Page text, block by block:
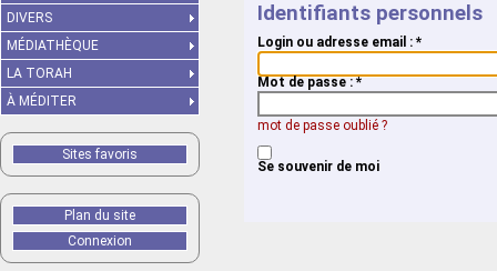
Identifiants personnels
Login ou adresse email : *
Mot de passe :*
mot de passe oublié ?
Se souvenir de moi
DIVERS
MÉDIATHÈQUE
LA TORAH
À MÉDITER
Sites favoris
Plan du site
Connexion